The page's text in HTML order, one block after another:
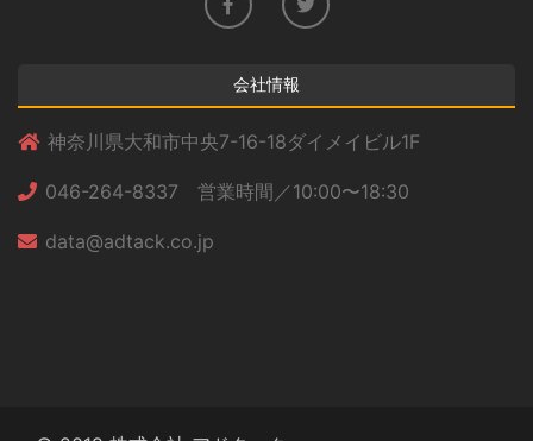
会社情報
神奈川県大和市中央7-16-18ダイメイビル1F
046-264-8337 営業時間／10:00〜18:30
data@adtack.co.jp